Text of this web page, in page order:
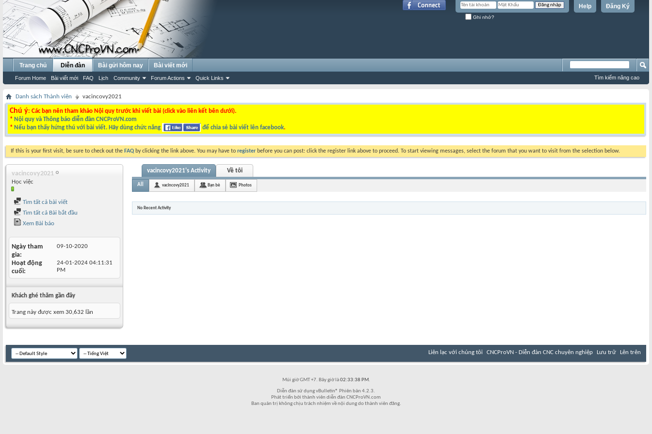
Đăng Ký
Help
Ghi nhớ?
Trang chủ Diễn đàn
Forum Home Bài viết mới FAQ Lịch Community Forum Actions Quick Links
Bài gửi hôm nay Bài viết mới
Tìm kiếm nâng cao
Danh sách Thành viên vacincovy2021
Chú ý: Các bạn nên tham khảo Nội quy trước khi viết bài (click vào liên kết bên dưới).
* Nội quy và Thông báo diễn đàn CNCProVN.com
* Nếu bạn thấy hứng thú với bài viết. Hãy dùng chức năng để chia sẻ bài viết lên facebook.
If this is your first visit, be sure to check out the FAQ by clicking the link above. You may have to register before you can post: click the register link above to proceed. To start viewing messages, select the forum that you want to visit from the selection below.
vacincovy2021
Học việc
Tìm tất cả bài viết
Tìm tất cả Bài bắt đầu
Xem Bài báo
Ngày tham
gia
09-10-2020
Hoạt động
cuối
24-01-2024 04:11:31
PM
Khách ghé thăm gần đây
Trang này được xem 30,632 lần
vacincovy2021's Activity Về tôi
All vacincovy2021 Bạn bè Photos
No Recent Activity
Liên lạc với chúng tôi CNCProVN - Diễn đàn CNC chuyên nghiệp Lưu trữ Lên trên
Múi giờ GMT +7. Bây giờ là02:33:38 PM.
Diễn đàn sử dụng vBulletin® Phiên bản 4.2.3.
Phát triển bởi thành viên diễn đàn CNCProVN.com
Ban quản trị không chịu trách nhiệm về nội dung do thành viên đăng.